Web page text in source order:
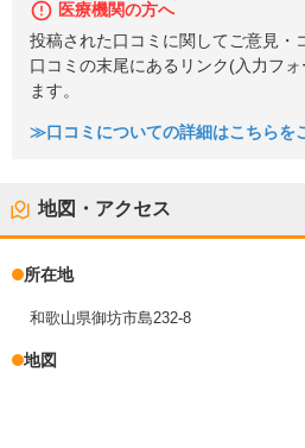
医療機関の方へ
投稿された口コミに関してご意見・
口コミの末尾にあるリンク(入力フ
ます。
≫口コミについての詳細はこちらを
地図・アクセス
所在地
和歌山県御坊市島232-8
地図